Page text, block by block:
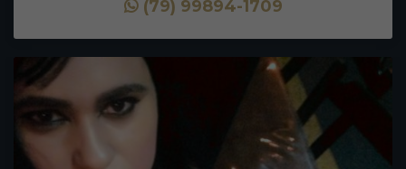
(79) 99894-1709